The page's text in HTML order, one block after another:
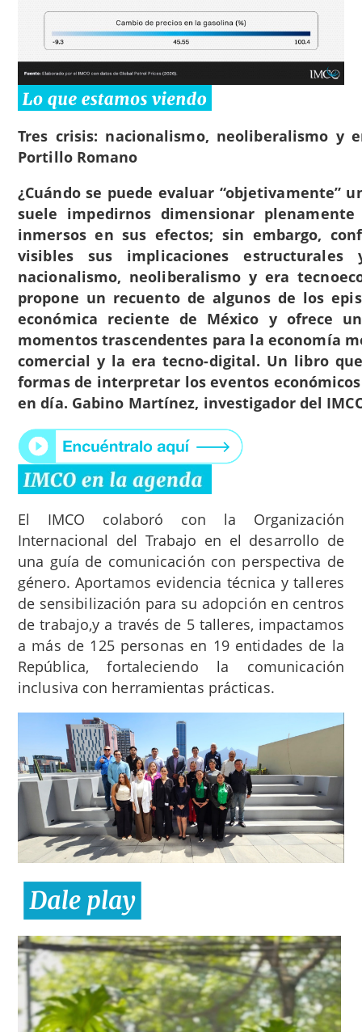
Tres crisis: nacionalismo, neoliberalismo y
Portillo Romano
¿Cuándo se puede evaluar “objetivamente”
suele impedirnos dimensionar
inmersos en sus efectos; sin embargo,
visibles sus implicaciones
nacionalismo, neoliberalismo y era
propone un recuento de algunos de los
económica reciente de México y ofrece
momentos trascendentes para la economía
comercial y la era tecno-digital. Un libro
formas de interpretar los eventos
en día. Gabino Martínez, investigador del
El IMCO colaboró con la Organización
Internacional del Trabajo en el desarrollo de
una guía de comunicación con perspectiva de
género. Aportamos evidencia técnica y talleres
de sensibilización para su adopción en centros
de trabajo,y a través de 5 talleres, impactamos
a más de 125 personas en 19 entidades de la
República, fortaleciendo la comunicación
inclusiva con herramientas prácticas.